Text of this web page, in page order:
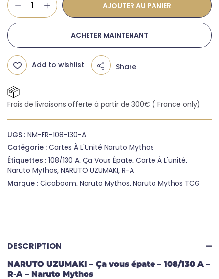
AJOUTER AU PANIER
ACHETER MAINTENANT
Add to wishlist Share
Frais de livraisons offerte à partir de 300€ ( France only)
UGS : NM-FR-108-130-A
Catégorie : Cartes À L'Unité Naruto Mythos
Étiquettes : 108/130 A, Ça Vous Épate, Carte À L'unité,
Naruto Mythos, NARUTO UZUMAKI, R-A
Marque : Cicaboom, Naruto Mythos, Naruto Mythos TCG
DESCRIPTION
NARUTO UZUMAKI – Ça vous épate – 108/130 A –
R-A – Naruto Mythos